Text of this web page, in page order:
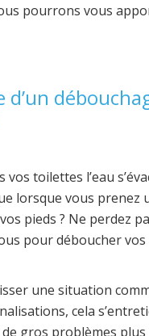
pourrons vous
d’un
vos toilettes l’eau
lorsque vous prenez
vos pieds ? Ne perdez
pour déboucher vos
une situation
cela
gros problèmes plus